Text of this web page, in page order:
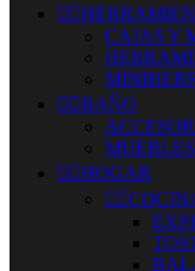
 
CAJAS Y
 BAÑO
 HOGAR
 